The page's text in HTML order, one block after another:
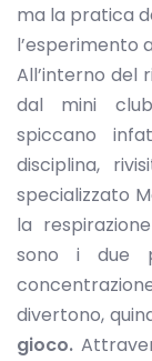
ma la pratica
l’esperimento
All’interno
dal mini
spiccano
disciplina,
specializzato
la
sono i due
divertono,
gioco.